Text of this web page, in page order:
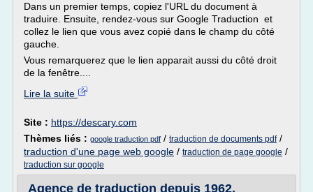
Dans un premier temps, copiez l'URL du document à
traduire. Ensuite, rendez-vous sur Google Traduction et
collez le lien que vous avez copié dans le champ du côté
gauche.
Vous remarquerez que le lien apparait aussi du côté droit
de la fenêtre....
Lire la suite
Site : https://descary.com
Thèmes liés : google traduction pdf / traduction de documents pdf/
traduction d'une page web google / traduction de page google /
traduction sur google
Agence de traduction depuis 1962,